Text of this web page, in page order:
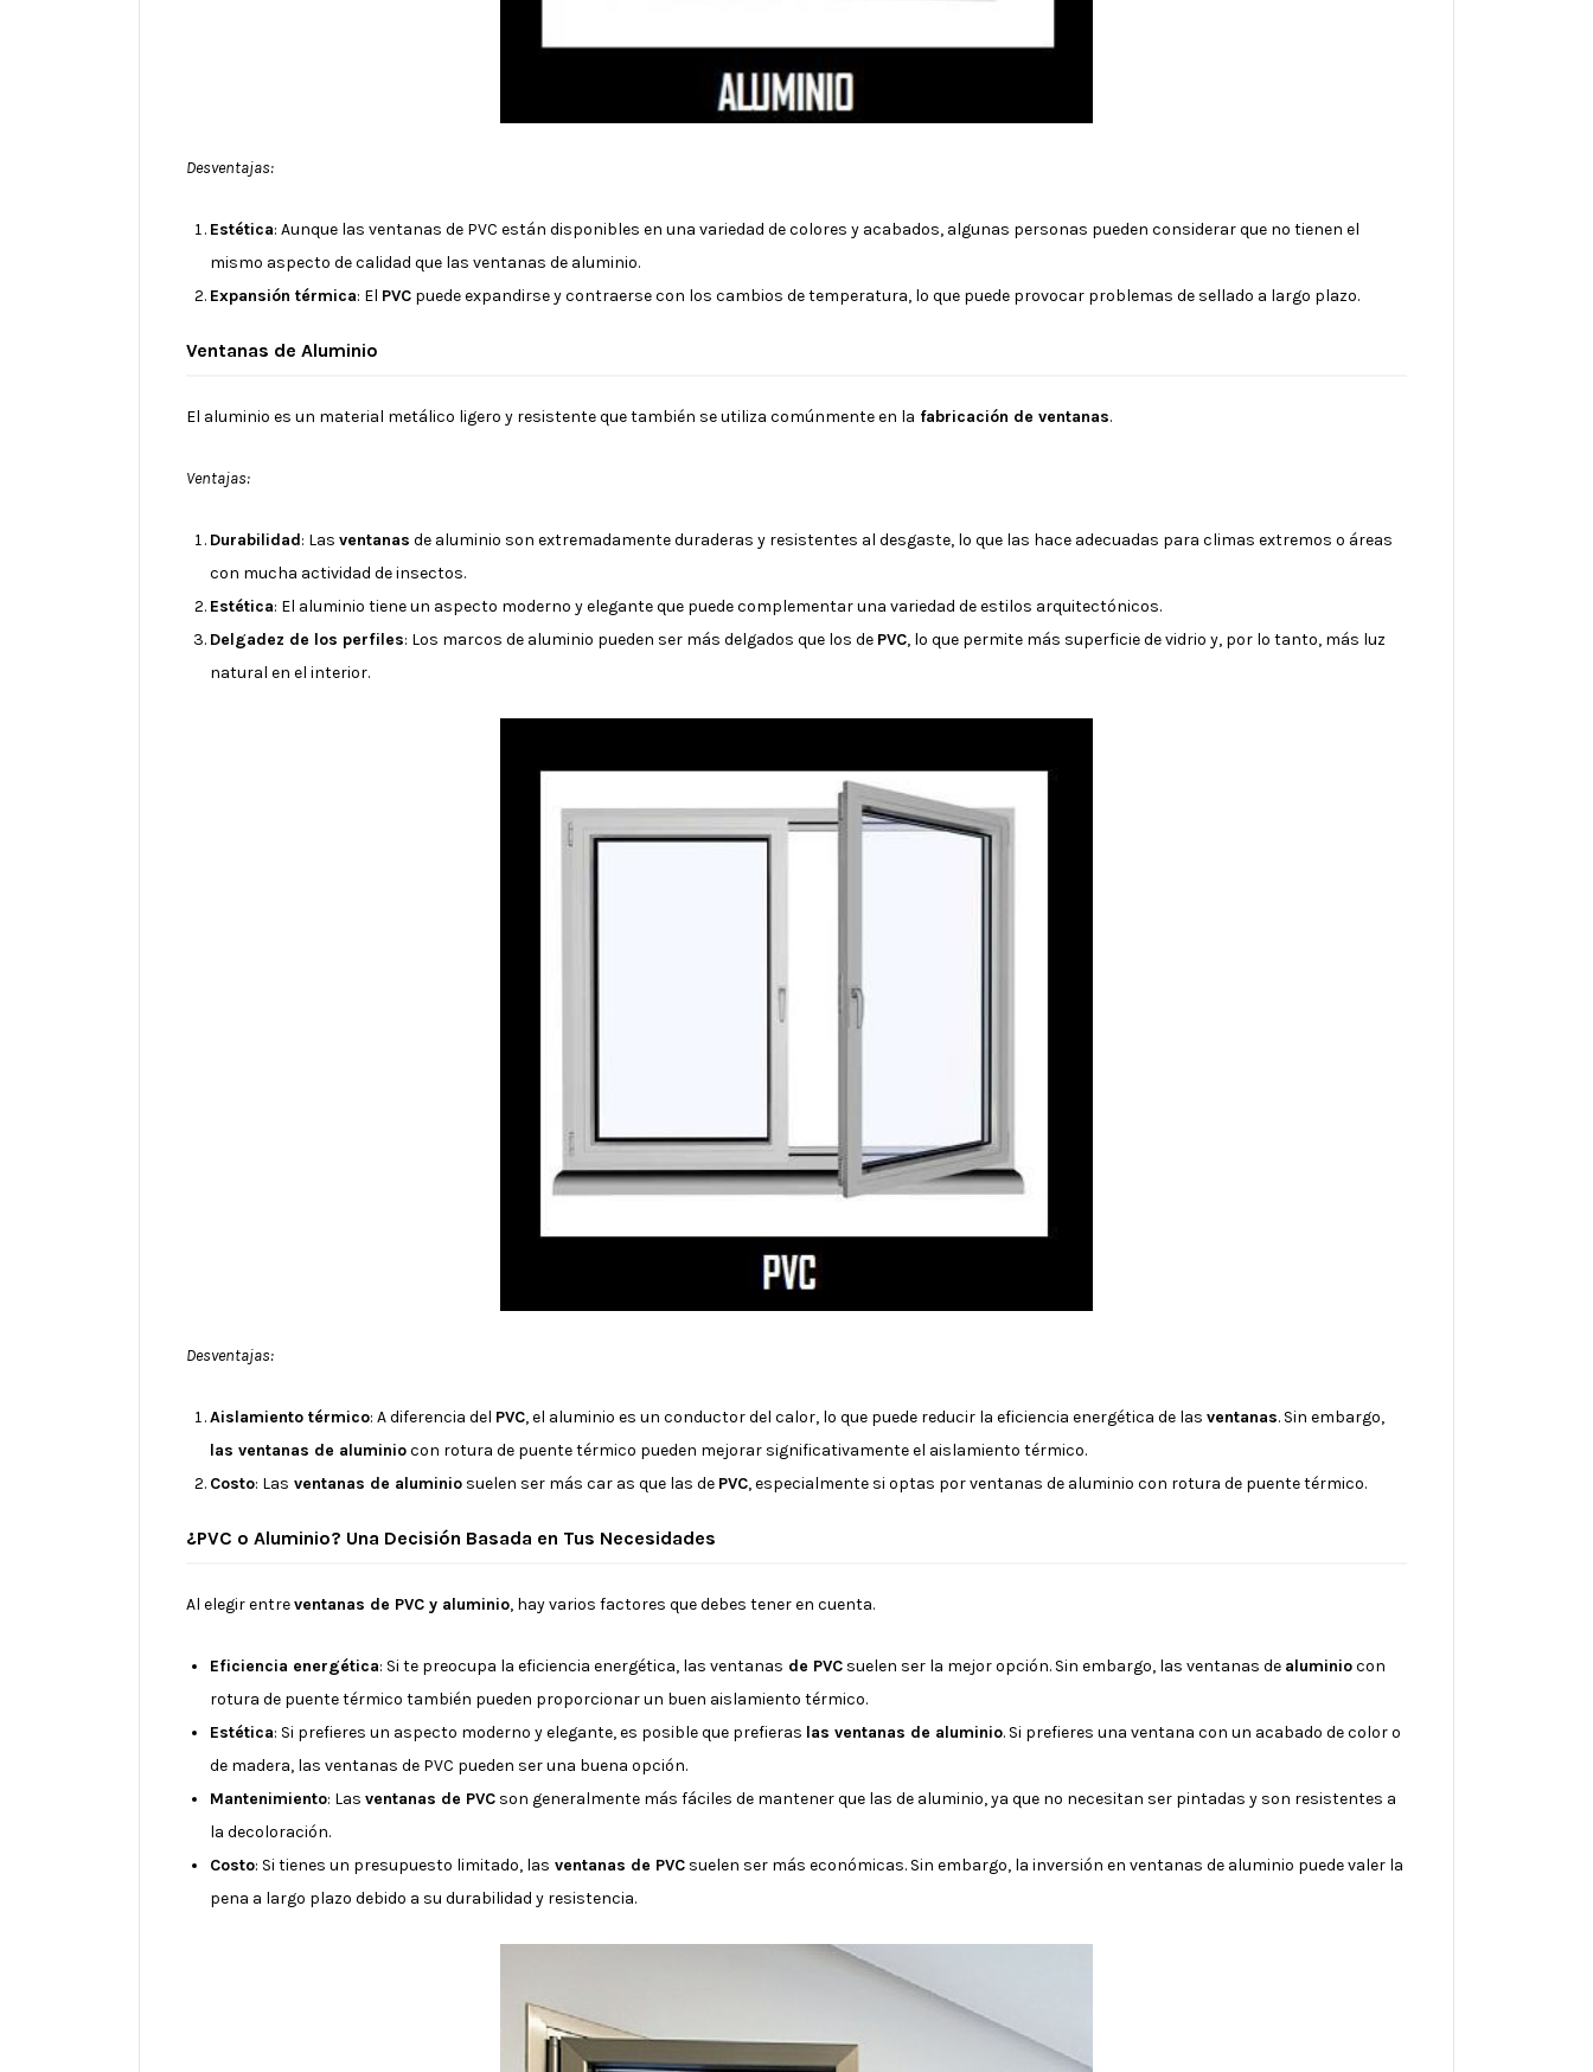
Desventajas:
Estética: Aunque las ventanas de PVC están disponibles en una variedad de colores y acabados, algunas personas pueden considerar que no tienen el
mismo aspecto de calidad que las ventanas de aluminio.
Expansión térmica: El PVC puede expandirse y contraerse con los cambios de temperatura, lo que puede provocar problemas de sellado a largo plazo.
Ventanas de Aluminio
El aluminio es un material metálico ligero y resistente que también se utiliza comúnmente en la fabricación de ventanas.
Ventajas:
Durabilidad: Las ventanas de aluminio son extremadamente duraderas y resistentes al desgaste, lo que las hace adecuadas para climas extremos o áreas
con mucha actividad de insectos.
Estética: El aluminio tiene un aspecto moderno y elegante que puede complementar una variedad de estilos arquitectónicos.
Delgadez de los perfiles: Los marcos de aluminio pueden ser más delgados que los de PVC, lo que permite más superficie de vidrio y, por lo tanto, más luz
natural en el interior.
Desventajas:
Aislamiento térmico: A diferencia del PVC, el aluminio es un conductor del calor, lo que puede reducir la eficiencia energética de las ventanas. Sin embargo,
las ventanas de aluminiocon rotura de puente térmico pueden mejorar significativamente el aislamiento térmico.
Costo: Las ventanas de aluminio suelen ser más car as que las de PVC, especialmente si optas por ventanas de aluminio con rotura de puente térmico.
¿PVC o Aluminio? Una Decisión Basada en Tus Necesidades
Al elegir entreventanas de PVC y aluminio, hay varios factores que debes tener en cuenta.
Eficiencia energética: Si te preocupa la eficiencia energética, las ventanas de PVC suelen ser la mejor opción. Sin embargo, las ventanas de aluminiocon
rotura de puente térmico también pueden proporcionar un buen aislamiento térmico.
Estética: Si prefieres un aspecto moderno y elegante, es posible que prefieras las ventanas de aluminio. Si prefieres una ventana con un acabado de color o
de madera, las ventanas de PVC pueden ser una buena opción.
Mantenimiento: Las ventanas de PVC son generalmente más fáciles de mantener que las de aluminio, ya que no necesitan ser pintadas y son resistentes a
la decoloración.
Costo: Si tienes un presupuesto limitado, las ventanas de PVC suelen ser más económicas. Sin embargo, la inversión en ventanas de aluminio puede valer la
pena a largo plazo debido a su durabilidad y resistencia.